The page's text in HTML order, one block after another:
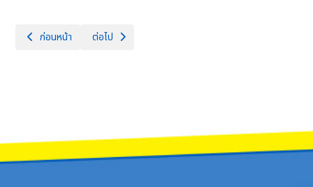
เนื้อหาก่อนหน้า: กลุ่มสาระการเรียนรู้สังคมศึกษา ศาสนา และวัฒนธรรม
ก่อนหน้า เนื้อหาถัดไป: กลุ่มสาระการเรียนรู้คณิตศาสตร์
ต่อไป